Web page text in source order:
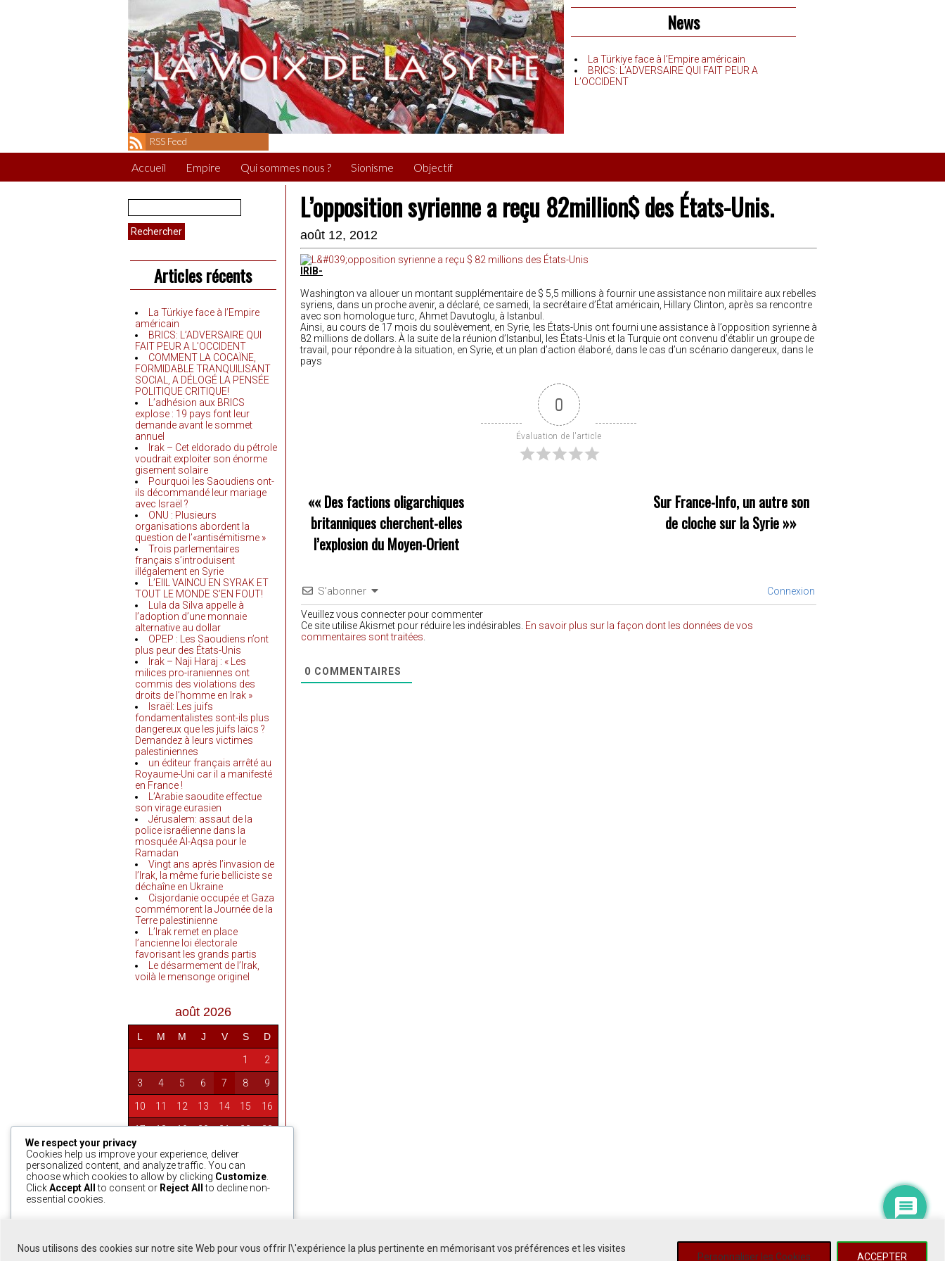
Nous utilisons des cookies sur notre site Web pour vous offrir l\'expérience la plus pertinente en mémorisant vos préférences et les visites
Personnaliser les Cookies ACCEPTER
News
La Türkiye face à l’Empire américain
BRICS: L’ADVERSAIRE QUI FAIT PEUR A
L’OCCIDENT
RSS Feed
Accueil Empire Qui sommes nous ? Sionisme Objectif
Rechercher :
Articles récents
La Türkiye face à l’Empire
américain
BRICS: L’ADVERSAIRE QUI
FAIT PEUR A L’OCCIDENT
COMMENT LA COCAÏNE,
FORMIDABLE TRANQUILISANT
SOCIAL, A DÉLOGÉ LA PENSÉE
POLITIQUE CRITIQUE!
L’adhésion aux BRICS
explose : 19 pays font leur
demande avant le sommet
annuel
Irak – Cet eldorado du pétrole
voudrait exploiter son énorme
gisement solaire
Pourquoi les Saoudiens ont-
ils décommandé leur mariage
avec Israël ?
ONU : Plusieurs
organisations abordent la
question de l’«antisémitisme »
Trois parlementaires
français s’introduisent
illégalement en Syrie
L’EIIL VAINCU EN SYRAK ET
TOUT LE MONDE S’EN FOUT!
Lula da Silva appelle à
l’adoption d’une monnaie
alternative au dollar
OPEP : Les Saoudiens n’ont
plus peur des États-Unis
Irak – Naji Haraj : « Les
milices pro-iraniennes ont
commis des violations des
droits de l’homme en Irak »
Israël: Les juifs
fondamentalistes sont-ils plus
dangereux que les juifs laïcs ?
Demandez à leurs victimes
palestiniennes
un éditeur français arrêté au
Royaume-Uni car il a manifesté
en France !
L’Arabie saoudite effectue
son virage eurasien
Jérusalem: assaut de la
police israélienne dans la
mosquée Al-Aqsa pour le
Ramadan
Vingt ans après l’invasion de
l’Irak, la même furie belliciste se
déchaîne en Ukraine
Cisjordanie occupée et Gaza
commémorent la Journée de la
Terre palestinienne
L’Irak remet en place
l’ancienne loi électorale
favorisant les grands partis
Le désarmement de l’Irak,
voilà le mensonge originel
août 2026
L M M J V S D
1 2
3 4 5 6 7 8 9
10 11 12 13 14 15 16
17 18 19 20 21 22 23
24 25 26 27 28
31
L’opposition syrienne a reçu 82million$ des États-Unis.
août 12, 2012
IRIB-
Washington va allouer un montant supplémentaire de $ 5,5 millions à fournir une assistance non militaire aux rebelles
syriens, dans un proche avenir, a déclaré, ce samedi, la secrétaire d’État américain, Hillary Clinton, après sa rencontre
avec son homologue turc, Ahmet Davutoglu, à Istanbul.
Ainsi, au cours de 17 mois du soulèvement, en Syrie, les États-Unis ont fourni une assistance à l’opposition syrienne à
82 millions de dollars. À la suite de la réunion d’Istanbul, les États-Unis et la Turquie ont convenu d’établir un groupe de
travail, pour répondre à la situation, en Syrie, et un plan d’action élaboré, dans le cas d’un scénario dangereux, dans le
pays
0
Évaluation de l'article
«« Des factions oligarchiques
britanniques cherchent-elles
l’explosion du Moyen-Orient
Sur France-Info, un autre son
de cloche sur la Syrie »»
S’abonner Connexion
Veuillez vous connecter pour commenter
Ce site utilise Akismet pour réduire les indésirables. En savoir plus sur la façon dont les données de vos
commentaires sont traitées
0 COMMENTAIRES
We respect your privacy
Cookies help us improve your experience, deliver
personalized content, and analyze traffic. You can
choose which cookies to allow by clicking Customize
ClickAccept All to consent or Reject All
to decline non-
essential cookies.
Powered by